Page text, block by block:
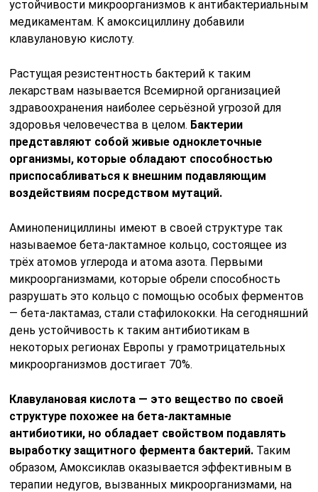
устойчивости микроорганизмов к антибактериальным
медикаментам. К амоксициллину добавили
клавулановую кислоту.
Растущая резистентность бактерий к таким
лекарствам называется Всемирной организацией
здравоохранения наиболее серьёзной угрозой для
здоровья человечества в целом. Бактерии
представляют собой живые одноклеточные
организмы, которые обладают способностью
приспосабливаться к внешним подавляющим
воздействиям посредством мутаций.
Аминопенициллины имеют в своей структуре так
называемое бета-лактамное кольцо, состоящее из
трёх атомов углерода и атома азота. Первыми
микроорганизмами, которые обрели способность
разрушать это кольцо с помощью особых ферментов
— бета-лактамаз, стали стафилококки. На сегодняшний
день устойчивость к таким антибиотикам в
некоторых регионах Европы у грамотрицательных
микроорганизмов достигает 70%.
Клавулановая кислота — это вещество по своей
структуре похожее на бета-лактамные
антибиотики, но обладает свойством подавлять
выработку защитного фермента бактерий. Таким
образом, Амоксиклав оказывается эффективным в
терапии недугов, вызванных микроорганизмами, на